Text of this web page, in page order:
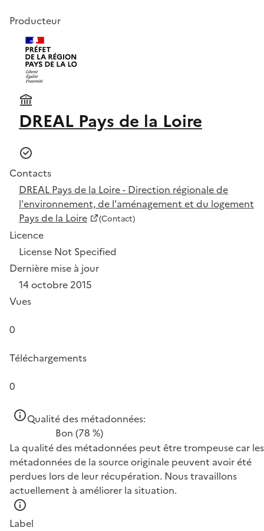
Producteur
DREAL Pays de la Loire
Contacts
DREAL Pays de la Loire - Direction régionale de
l'environnement, de l'aménagement et du logement
Pays de la Loire
(Contact)
Licence
License Not Specified
Dernière mise à jour
14 octobre 2015
Vues
0
Téléchargements
0
Qualité des métadonnées:
Bon (78 %)
La qualité des métadonnées peut être trompeuse car les
métadonnées de la source originale peuvent avoir été
perdues lors de leur récupération. Nous travaillons
actuellement à améliorer la situation.
Label